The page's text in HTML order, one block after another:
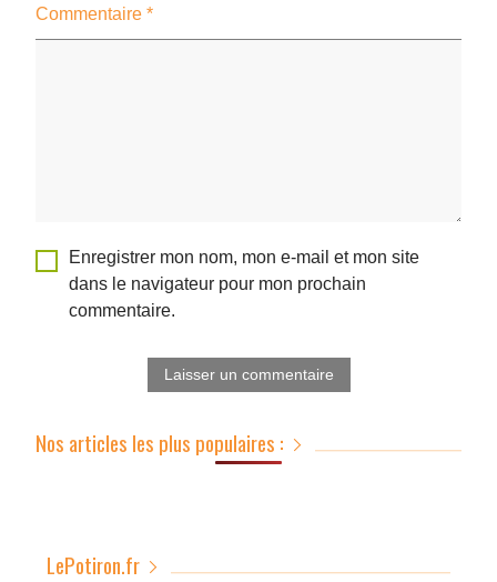
Commentaire*
Enregistrer mon nom, mon e-mail et mon site
dans le navigateur pour mon prochain
commentaire.
Nos articles les plus populaires :
LePotiron.fr